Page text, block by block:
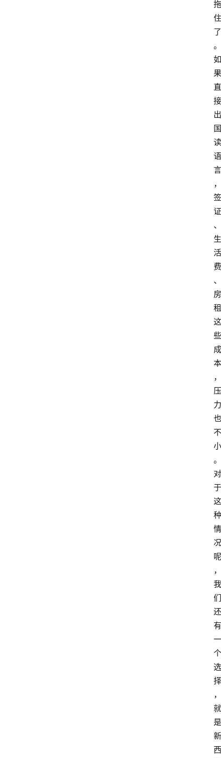
拖
住
了
。
如
果
直
接
出
国
读
语
言
，
签
证
、
生
活
费
、
房
租
这
些
成
本
，
压
力
也
不
小
。
对
于
这
种
情
况
呢
，
我
们
还
有
一
个
选
择
，
就
是
新
西